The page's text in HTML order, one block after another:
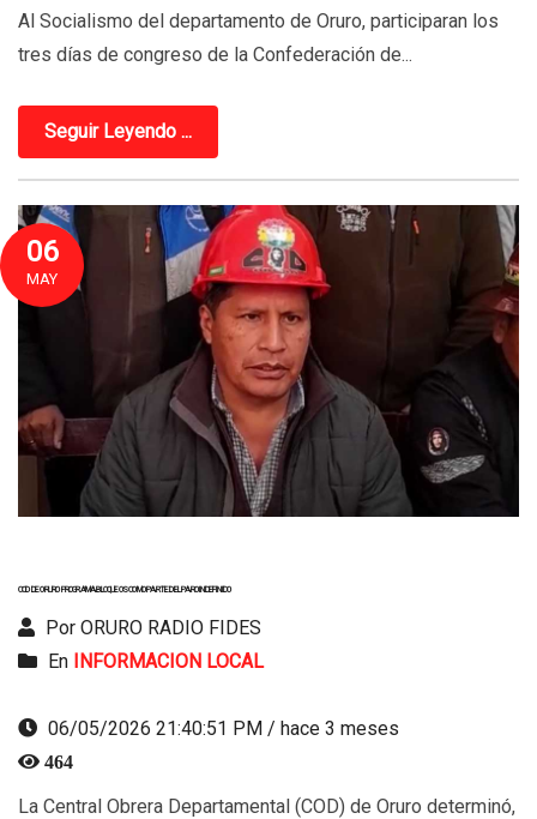
Al Socialismo del departamento de Oruro, participaran los
tres días de congreso de la Confederación de...
Seguir Leyendo ...
06
MAY
COD DE ORURO PROGRAMA BLOQUEOS COMO PARTE DEL PARO INDEFINIDO
Por ORURO RADIO FIDES
En
INFORMACION LOCAL
06/05/2026 21:40:51 PM / hace 3 meses
464
La Central Obrera Departamental (COD) de Oruro determinó,